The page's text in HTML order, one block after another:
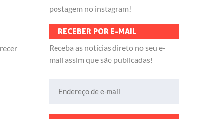
postagem no instagram!
RECEBER POR E-MAIL
Receba as notícias direto no seu e-
mail assim que são publicadas!